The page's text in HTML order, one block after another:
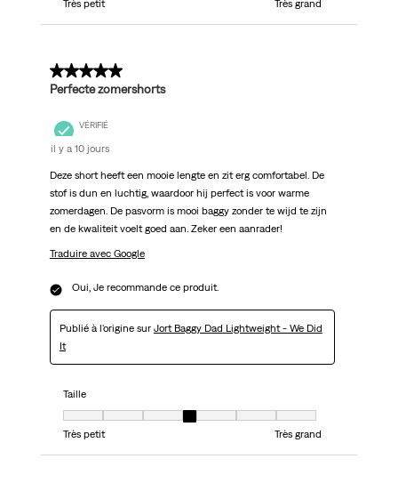
Très petit
Très grand
5 sur 5 étoiles.
Perfecte zomershorts
VÉRIFIÉ
il y a 10 jours
Deze short heeft een mooie lengte en zit erg comfortabel. De
stof is dun en luchtig, waardoor hij perfect is voor warme
zomerdagen. De pasvorm is mooi baggy zonder te wijd te zijn
en de kwaliteit voelt goed aan. Zeker een aanrader!
Traduire avec Google
Oui, Je recommande ce produit.
Publié à l'origine sur Jort Baggy Dad Lightweight - We Did
It
Taille
Taille, 4 sur 7, où 1 est égal à Très petit et 7 est égal à Très grand
Très petit
Très grand